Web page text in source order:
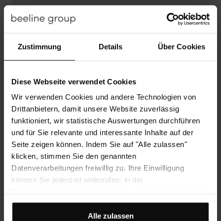
Zustimmung Details Über Cookies
Diese Webseite verwendet Cookies
Wir verwenden Cookies und andere Technologien von
Drittanbietern, damit unsere Website zuverlässig
funktioniert, wir statistische Auswertungen durchführen
und für Sie relevante und interessante Inhalte auf der
Seite zeigen können. Indem Sie auf "Alle zulassen"
klicken, stimmen Sie den genannten
Datenverarbeitungen freiwillig zu. Ihre Einwilligung
können Sie jederzeit widerrufen; in der
finden Sie hierzu Hinweise. Wenn Sie das nicht wollen,
können Sie dies mit Klick auf "Ablehnen" unterbinden.
Alle zulassen
Feedbackkultur durch
regelmäßige
Mitarbeitergespräche und -
befragungen
Betriebliche Altersvorsorge
Mobiles Arbeiten